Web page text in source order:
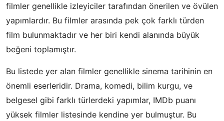
filmler genellikle izleyiciler tarafından önerilen ve övülen
yapımlardır. Bu filmler arasında pek çok farklı türden
film bulunmaktadır ve her biri kendi alanında büyük
beğeni toplamıştır.
Bu listede yer alan filmler genellikle sinema tarihinin en
önemli eserleridir. Drama, komedi, bilim kurgu, ve
belgesel gibi farklı türlerdeki yapımlar, IMDb puanı
yüksek filmler listesinde kendine yer bulmuştur. Bu